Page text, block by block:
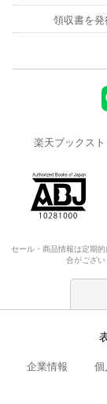
領収書を発
楽天ブックス
セール・商品情報は定期
合がござい
企業情報 個